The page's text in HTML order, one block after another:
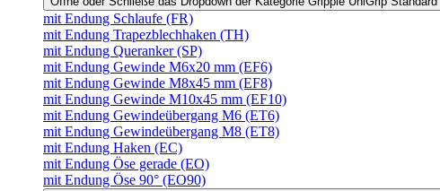
mit Endung Schlaufe (FR)
mit Endung Trapezblechhaken (TH)
mit Endung Queranker (SP)
mit Endung Gewinde M6x20 mm (EF6)
mit Endung Gewinde M8x45 mm (EF8)
mit Endung Gewinde M10x45 mm (EF10)
mit Endung Gewindeübergang M6 (ET6)
mit Endung Gewindeübergang M8 (ET8)
mit Endung Haken (EC)
mit Endung Öse gerade (EO)
mit Endung Öse 90° (EO90)